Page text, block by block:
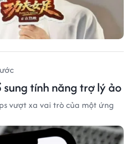
tính năng trợ lý ảo
vượt xa vai trò của một ứng